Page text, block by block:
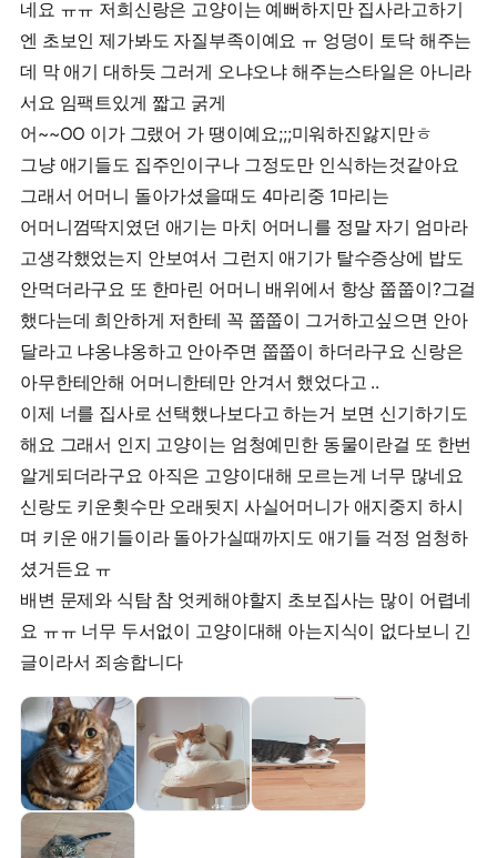
네요 ㅠㅠ 저희신랑은 고양이는 예뻐하지만 집사라고하기
엔 초보인 제가봐도 자질부족이예요 ㅠ 엉덩이 토닥 해주는
데 막 애기 대하듯 그러게 오냐오냐 해주는스타일은 아니라
서요 임팩트있게 짧고 굵게
어~~OO 이가 그랬어 가 땡이예요;;;미워하진앓지만ㅎ
그냥 애기들도 집주인이구나 그정도만 인식하는것같아요
그래서 어머니 돌아가셨을때도 4마리중 1마리는
어머니껌딱지였던 애기는 마치 어머니를 정말 자기 엄마라
고생각했었는지 안보여서 그런지 애기가 탈수증상에 밥도
안먹더라구요 또 한마린 어머니 배위에서 항상 쭙쭙이?그걸
했다는데 희안하게 저한테 꼭 쭙쭙이 그거하고싶으면 안아
달라고 냐옹냐옹하고 안아주면 쭙쭙이 하더라구요 신랑은
아무한테안해 어머니한테만 안겨서 했었다고 ..
이제 너를 집사로 선택했나보다고 하는거 보면 신기하기도
해요 그래서 인지 고양이는 엄청예민한 동물이란걸 또 한번
알게되더라구요 아직은 고양이대해 모르는게 너무 많네요
신랑도 키운횟수만 오래됫지 사실어머니가 애지중지 하시
며 키운 애기들이라 돌아가실때까지도 애기들 걱정 엄청하
셨거든요 ㅠ
배변 문제와 식탐 참 엇케해야할지 초보집사는 많이 어렵네
요 ㅠㅠ 너무 두서없이 고양이대해 아는지식이 없다보니 긴
글이라서 죄송합니다